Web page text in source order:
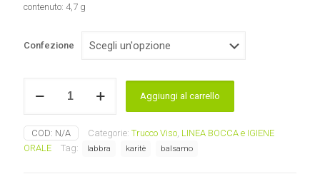
contenuto: 4,7 g
Confezione
LABBRA
quantità
Aggiungi al carrello
COD: N/A Categorie: Trucco Viso LINEA BOCCA e IGIENE
ORALE
Tag: labbra karitè balsamo